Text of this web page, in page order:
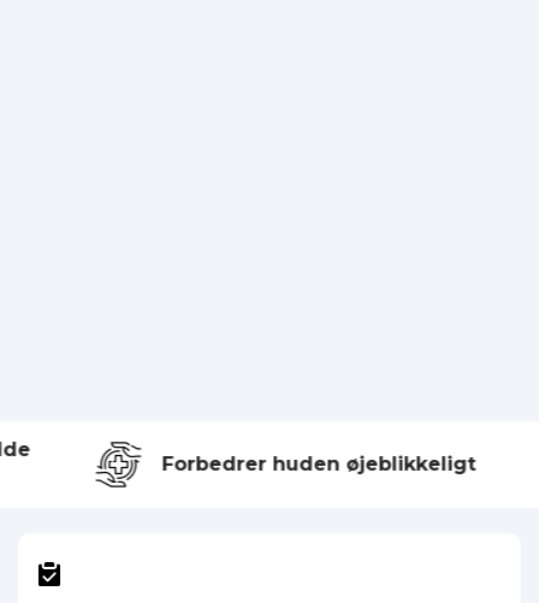
Forbedrer huden øjeblikkeligt